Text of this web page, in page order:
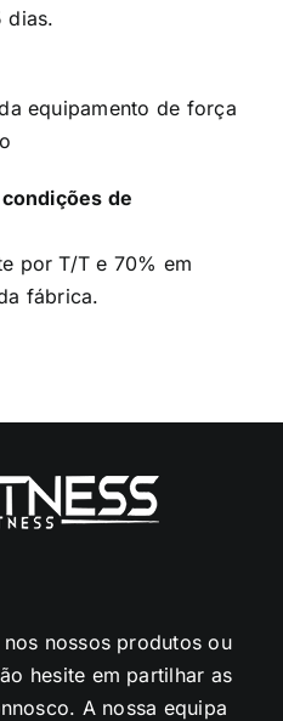
equipamento de força
por T/T e 70% em
fábrica.
nossos produtos ou
hesite em partilhar as
A nossa equipa